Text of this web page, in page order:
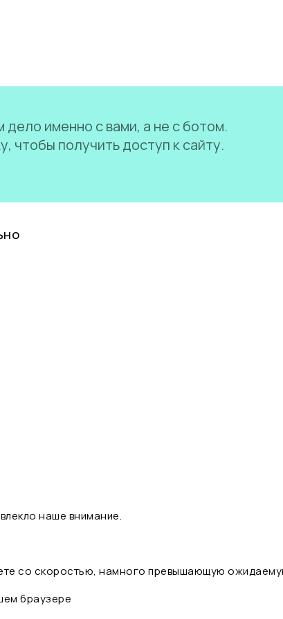
именно с вами, а не с ботом.
чтобы получить доступ к сайту.
наше внимание.
со скоростью, намного превышающую
браузере